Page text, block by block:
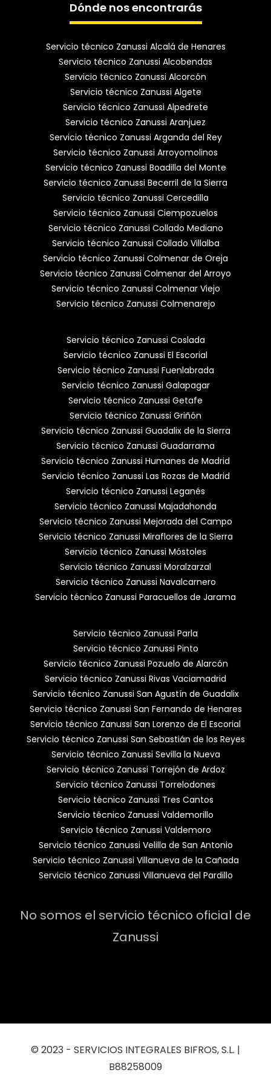
Dónde nos encontrarás
Servicio técnico Zanussi Alcalá de Henares
Servicio técnico Zanussi Alcobendas
Servicio técnico Zanussi Alcorcón
Servicio técnico Zanussi Algete
Servicio técnico Zanussi Alpedrete
Servicio técnico Zanussi Aranjuez
Servicio técnico Zanussi Arganda del Rey
Servicio técnico Zanussi Arroyomolinos
Servicio técnico Zanussi Boadilla del Monte
Servicio técnico Zanussi Becerril de la Sierra
Servicio técnico Zanussi Cercedilla
Servicio técnico Zanussi Ciempozuelos
Servicio técnico Zanussi Collado Mediano
Servicio técnico Zanussi Collado Villalba
Servicio técnico Zanussi Colmenar de Oreja
Servicio técnico Zanussi Colmenar del Arroyo
Servicio técnico Zanussi Colmenar Viejo
Servicio técnico Zanussi Colmenarejo
Servicio técnico Zanussi Coslada
Servicio técnico Zanussi El Escorial
Servicio técnico Zanussi Fuenlabrada
Servicio técnico Zanussi Galapagar
Servicio técnico Zanussi Getafe
Servicio técnico Zanussi Griñón
Servicio técnico Zanussi Guadalix de la Sierra
Servicio técnico Zanussi Guadarrama
Servicio técnico Zanussi Humanes de Madrid
Servicio técnico Zanussi Las Rozas de Madrid
Servicio técnico Zanussi Leganés
Servicio técnico Zanussi Majadahonda
Servicio técnico Zanussi Mejorada del Campo
Servicio técnico Zanussi Miraflores de la Sierra
Servicio técnico Zanussi Móstoles
Servicio técnico Zanussi Moralzarzal
Servicio técnico Zanussi Navalcarnero
Servicio técnico Zanussi Paracuellos de Jarama
Servicio técnico Zanussi Parla
Servicio técnico Zanussi Pinto
Servicio técnico Zanussi Pozuelo de Alarcón
Servicio técnico Zanussi Rivas Vaciamadrid
Servicio técnico Zanussi San Agustín de Guadalix
Servicio técnico Zanussi San Fernando de Henares
Servicio técnico Zanussi San Lorenzo de El Escorial
Servicio técnico Zanussi San Sebastián de los Reyes
Servicio técnico Zanussi Sevilla la Nueva
Servicio técnico Zanussi Torrejón de Ardoz
Servicio técnico Zanussi Torrelodones
Servicio técnico Zanussi Tres Cantos
Servicio técnico Zanussi Valdemorillo
Servicio técnico Zanussi Valdemoro
Servicio técnico Zanussi Velilla de San Antonio
Servicio técnico Zanussi Villanueva de la Cañada
Servicio técnico Zanussi Villanueva del Pardillo
No somos el servicio técnico oficial de
Zanussi
© 2023 - SERVICIOS INTEGRALES BIFROS, S.L. |
B88258009